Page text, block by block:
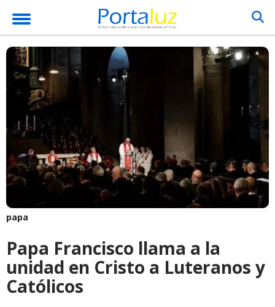
papa
Papa Francisco llama a la
unidad en Cristo a Luteranos y
Católicos